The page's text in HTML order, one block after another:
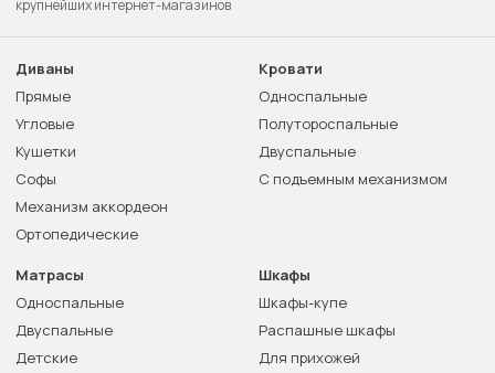
крупнейших интернет-магазинов
Диваны
Прямые
Угловые
Кушетки
Софы
Механизм аккордеон
Ортопедические
Кровати
Односпальные
Полутороспальные
Двуспальные
С подъемным механизмом
Матрасы
Односпальные
Двуспальные
Детские
Шкафы
Шкафы-купе
Распашные шкафы
Для прихожей